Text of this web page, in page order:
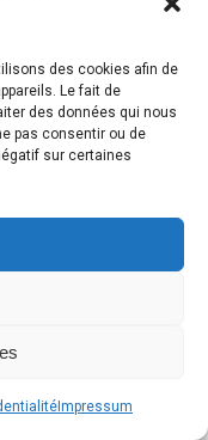
des cookies afin de
Le fait de
des données qui nous
pas consentir ou de
sur certaines
Impressum